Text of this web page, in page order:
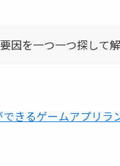
因を一つ一つ探して
きるゲームアプリラ